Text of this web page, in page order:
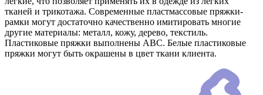
тканей и трикотажа. Современные пластмассовые пряжки-
рамки могут достаточно качественно имитировать многие
другие материалы: металл, кожу, дерево, текстиль.
Пластиковые пряжки выполнены АВС. Белые пластиковые
пряжки могут быть окрашены в цвет ткани клиента.